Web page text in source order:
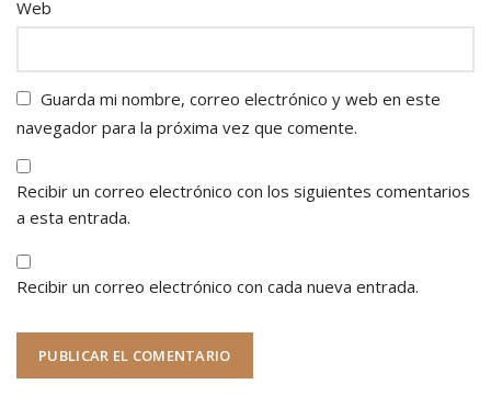
Web
Guarda mi nombre, correo electrónico y web en este
navegador para la próxima vez que comente.
Recibir un correo electrónico con los siguientes comentarios
a esta entrada.
Recibir un correo electrónico con cada nueva entrada.